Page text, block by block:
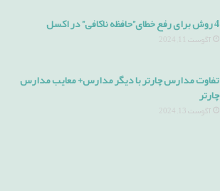
4 روش برای رفع خطای”حافظه ناکافی” در اکسل
آگوست 11, 2024
تفاوت مدارس چارتر با دیگر مدارس+ معایب مدارس
چارتر
آگوست 13, 2024